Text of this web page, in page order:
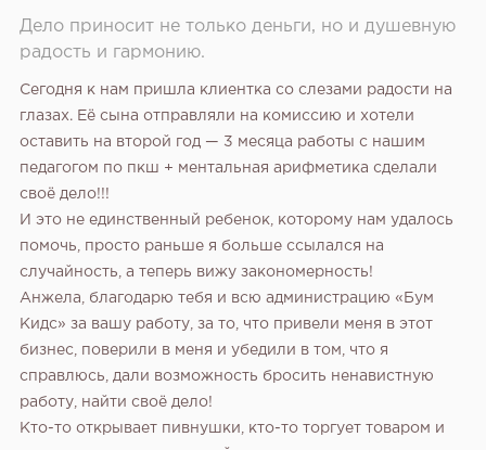
Дело приносит не только деньги, но и душевную
радость и гармонию.
Сегодня к нам пришла клиентка со слезами радости на
глазах. Её сына отправляли на комиссию и хотели
оставить на второй год — 3 месяца работы с нашим
педагогом по пкш + ментальная арифметика сделали
своё дело!!!
И это не единственный ребенок, которому нам удалось
помочь, просто раньше я больше ссылался на
случайность, а теперь вижу закономерность!
Анжела, благодарю тебя и всю администрацию «Бум
Кидс» за вашу работу, за то, что привели меня в этот
бизнес, поверили в меня и убедили в том, что я
справлюсь, дали возможность бросить ненавистную
работу, найти своё дело!
Кто-то открывает пивнушки, кто-то торгует товаром и